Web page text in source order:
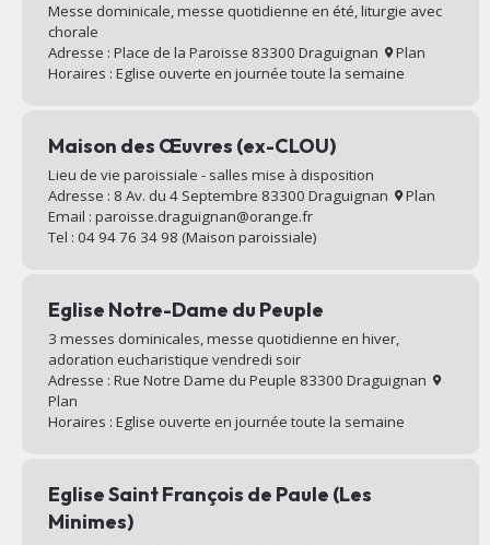
Messe dominicale, messe quotidienne en été, liturgie avec
chorale
Adresse : Place de la Paroisse 83300 Draguignan
Plan
Horaires : Eglise ouverte en journée toute la semaine
Maison des Œuvres (ex-CLOU)
Lieu de vie paroissiale - salles mise à disposition
Adresse : 8 Av. du 4 Septembre 83300 Draguignan
Plan
Email : paroisse.draguignan@orange.fr
Tel : 04 94 76 34 98 (Maison paroissiale)
Eglise Notre-Dame du Peuple
3 messes dominicales, messe quotidienne en hiver,
adoration eucharistique vendredi soir
Adresse : Rue Notre Dame du Peuple 83300 Draguignan
Plan
Horaires : Eglise ouverte en journée toute la semaine
Eglise Saint François de Paule (Les
Minimes)